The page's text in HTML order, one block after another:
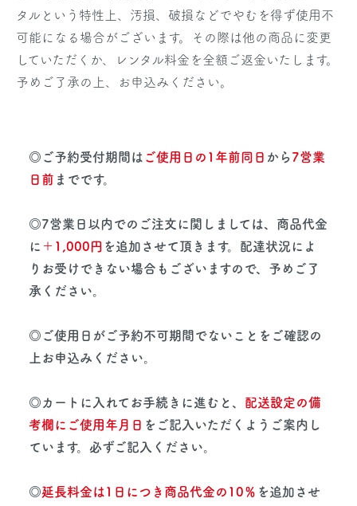
タルという特性上、汚損、破損などでやむを得ず使用不
可能になる場合がございます。その際は他の商品に変更
していただくか、レンタル料金を全額ご返金いたします。
予めご了承の上、お申込みください。
◎ご予約受付期間は ご使用日の1年前同日 から7営業
日前 までです。
◎7営業日以内でのご注文に関しましては、商品代金
に ＋1,000円 を追加させて頂きます。配達状況によ
りお受けできない場合もございますので、予めご了
承ください。
◎ご使用日がご予約不可期間でないことをご確認の
上お申込みください。
◎カートに入れてお手続きに進むと、 配送設定の備
考欄にご使用年月日 をご記入いただくようご案内し
ています。必ずご記入ください。
◎延長料金は1日につき商品代金の10％ を追加させ